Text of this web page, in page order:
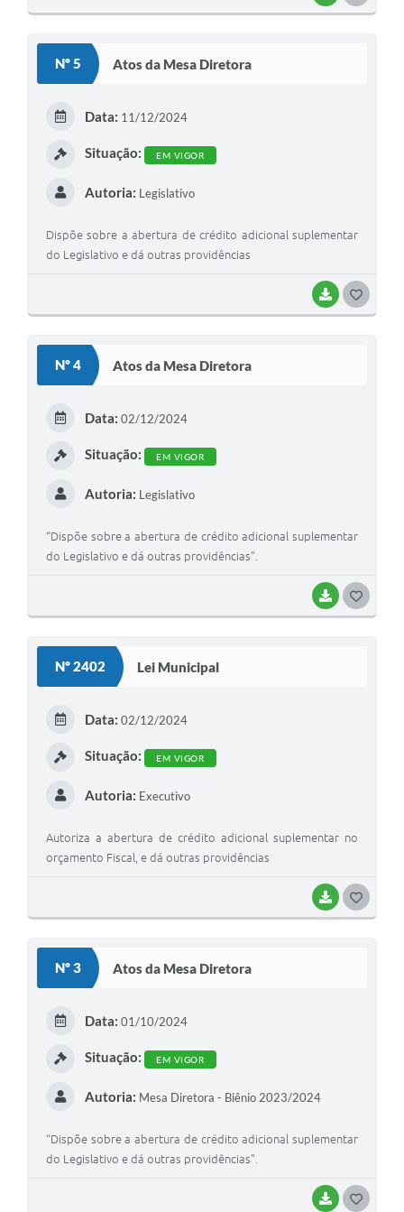
Nº 5 Atos da Mesa Diretora
BAIXAR
Data: 11/12/2024
Situação: EM VIGOR
Autoria: Legislativo
Dispõe sobre a abertura de crédito adicional suplementar
do Legislativo e dá outras providências
Nº 4 Atos da Mesa Diretora
BAIXAR
Data: 02/12/2024
Situação: EM VIGOR
Autoria: Legislativo
“Dispõe sobre a abertura de crédito adicional suplementar
do Legislativo e dá outras providências”.
Nº 2402 Lei Municipal
BAIXAR
Data: 02/12/2024
Situação: EM VIGOR
Autoria: Executivo
Autoriza a abertura de crédito adicional suplementar no
orçamento Fiscal, e dá outras providências
Nº 3 Atos da Mesa Diretora
BAIXAR
Data: 01/10/2024
Situação: EM VIGOR
Autoria: Mesa Diretora - Biênio 2023/2024
“Dispõe sobre a abertura de crédito adicional suplementar
do Legislativo e dá outras providências”.